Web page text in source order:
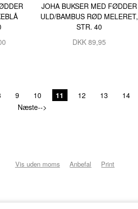
JOHA BUKSER MED FØDDER
ULD/BAMBUS RØD MELERET,
STR. 40
DKK 89,95
9 10 11 12 13 14
Næste-->
Vis uden moms Anbefal Print